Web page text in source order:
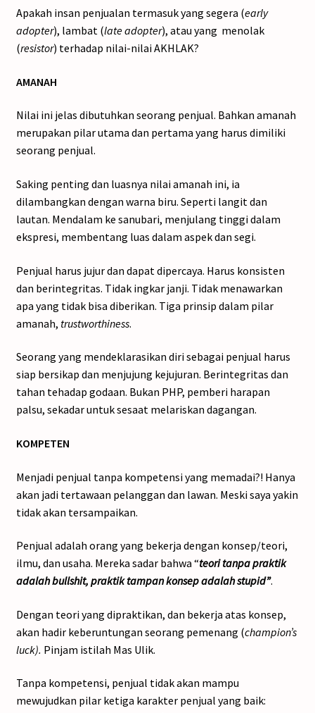
Apakah insan penjualan termasuk yang segera (early
adopter), lambat (late adopter), atau yang menolak
(resistor) terhadap nilai-nilai AKHLAK?
AMANAH
Nilai ini jelas dibutuhkan seorang penjual. Bahkan amanah
merupakan pilar utama dan pertama yang harus dimiliki
seorang penjual.
Saking penting dan luasnya nilai amanah ini, ia
dilambangkan dengan warna biru. Seperti langit dan
lautan. Mendalam ke sanubari, menjulang tinggi dalam
ekspresi, membentang luas dalam aspek dan segi.
Penjual harus jujur dan dapat dipercaya. Harus konsisten
dan berintegritas. Tidak ingkar janji. Tidak menawarkan
apa yang tidak bisa diberikan. Tiga prinsip dalam pilar
amanah, trustworthiness.
Seorang yang mendeklarasikan diri sebagai penjual harus
siap bersikap dan menjujung kejujuran. Berintegritas dan
tahan tehadap godaan. Bukan PHP, pemberi harapan
palsu, sekadar untuk sesaat melariskan dagangan.
KOMPETEN
Menjadi penjual tanpa kompetensi yang memadai?! Hanya
akan jadi tertawaan pelanggan dan lawan. Meski saya yakin
tidak akan tersampaikan.
Penjual adalah orang yang bekerja dengan konsep/teori,
ilmu, dan usaha. Mereka sadar bahwa “teori tanpa praktik
adalah bullshit, praktik tampan konsep adalah stupid”.
Dengan teori yang dipraktikan, dan bekerja atas konsep,
akan hadir keberuntungan seorang pemenang (champion’s
luck). Pinjam istilah Mas Ulik.
Tanpa kompetensi, penjual tidak akan mampu
mewujudkan pilar ketiga karakter penjual yang baik: